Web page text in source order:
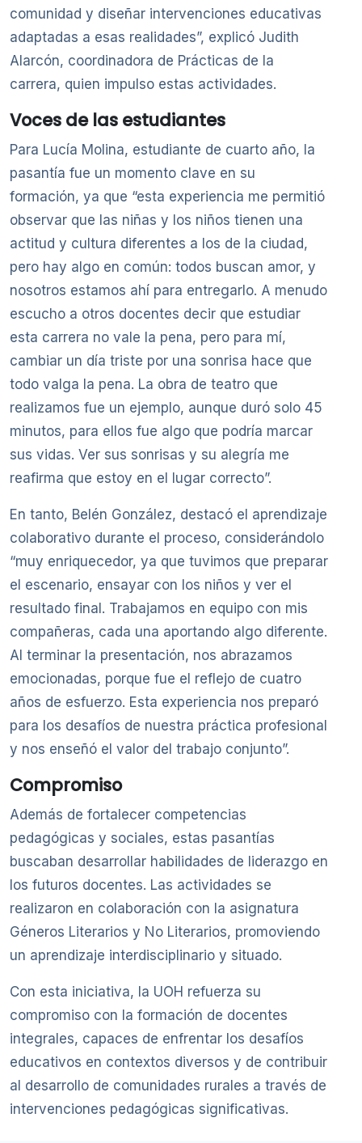
comunidad y diseñar intervenciones educativas
adaptadas a esas realidades”, explicó Judith
Alarcón, coordinadora de Prácticas de la
carrera, quien impulso estas actividades.
Voces de las estudiantes
Para Lucía Molina, estudiante de cuarto año, la
pasantía fue un momento clave en su
formación, ya que “esta experiencia me permitió
observar que las niñas y los niños tienen una
actitud y cultura diferentes a los de la ciudad,
pero hay algo en común: todos buscan amor, y
nosotros estamos ahí para entregarlo. A menudo
escucho a otros docentes decir que estudiar
esta carrera no vale la pena, pero para mí,
cambiar un día triste por una sonrisa hace que
todo valga la pena. La obra de teatro que
realizamos fue un ejemplo, aunque duró solo 45
minutos, para ellos fue algo que podría marcar
sus vidas. Ver sus sonrisas y su alegría me
reafirma que estoy en el lugar correcto”.
En tanto, Belén González, destacó el aprendizaje
colaborativo durante el proceso, considerándolo
“muy enriquecedor, ya que tuvimos que preparar
el escenario, ensayar con los niños y ver el
resultado final. Trabajamos en equipo con mis
compañeras, cada una aportando algo diferente.
Al terminar la presentación, nos abrazamos
emocionadas, porque fue el reflejo de cuatro
años de esfuerzo. Esta experiencia nos preparó
para los desafíos de nuestra práctica profesional
y nos enseñó el valor del trabajo conjunto”.
Compromiso
Además de fortalecer competencias
pedagógicas y sociales, estas pasantías
buscaban desarrollar habilidades de liderazgo en
los futuros docentes. Las actividades se
realizaron en colaboración con la asignatura
Géneros Literarios y No Literarios, promoviendo
un aprendizaje interdisciplinario y situado.
Con esta iniciativa, la UOH refuerza su
compromiso con la formación de docentes
integrales, capaces de enfrentar los desafíos
educativos en contextos diversos y de contribuir
al desarrollo de comunidades rurales a través de
intervenciones pedagógicas significativas.